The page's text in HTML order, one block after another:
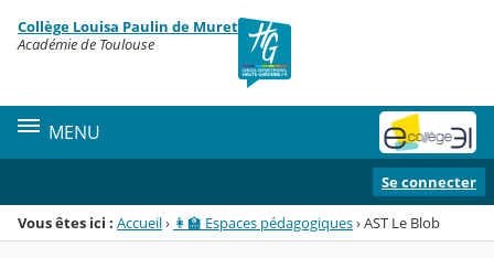
Menu de la rubrique
Contenu
Collège Louisa Paulin de Muret
Académie de Toulouse
MENU
Se connecter
Vous êtes ici : Accueil› 👩‍🏫 Espaces pédagogiques›AST Le Blob